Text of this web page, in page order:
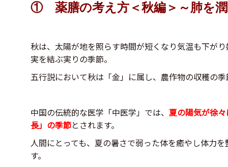
① 薬膳の考え方＜秋編＞～肺を
秋は、太陽が地を照らす時間が短くなり気温も下が
実を結ぶ実りの季節。
五行説において秋は「金」に属し、農作物の収穫の
中国の伝統的な医学「中医学」では、 夏の陽気が徐
長」の季節とされます。
人間にとっても、夏の暑さで弱った体を癒やし体力
す。